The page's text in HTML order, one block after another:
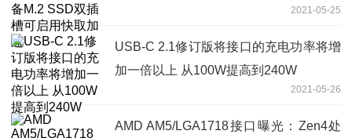
2021-05-25
USB-C 2.1修订版将接口的充电功率将增
加一倍以上 从100W提高到240W
2021-05-26
AMD AM5/LGA1718接口曝光：Zen4处